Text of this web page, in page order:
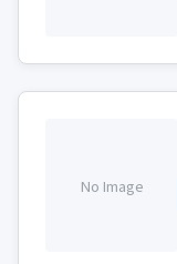
No Image